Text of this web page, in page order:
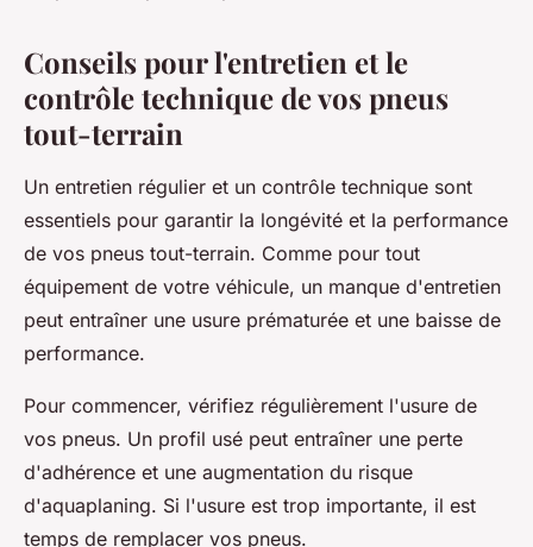
Conseils pour l'entretien et le
contrôle technique de vos pneus
tout-terrain
Un entretien régulier et un contrôle technique sont
essentiels pour garantir la longévité et la performance
de vos pneus tout-terrain. Comme pour tout
équipement de votre véhicule, un manque d'entretien
peut entraîner une usure prématurée et une baisse de
performance.
Pour commencer, vérifiez régulièrement l'usure de
vos pneus. Un profil usé peut entraîner une perte
d'adhérence et une augmentation du risque
d'aquaplaning. Si l'usure est trop importante, il est
temps de remplacer vos pneus.